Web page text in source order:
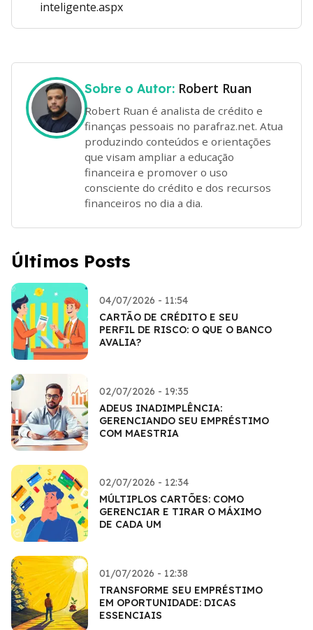
inteligente.aspx
Sobre o Autor: Robert Ruan
Robert Ruan é analista de crédito e
finanças pessoais no parafraz.net. Atua
produzindo conteúdos e orientações
que visam ampliar a educação
financeira e promover o uso
consciente do crédito e dos recursos
financeiros no dia a dia.
Últimos Posts
04/07/2026 - 11:54
CARTÃO DE CRÉDITO E SEU
PERFIL DE RISCO: O QUE O BANCO
AVALIA?
02/07/2026 - 19:35
ADEUS INADIMPLÊNCIA:
GERENCIANDO SEU EMPRÉSTIMO
COM MAESTRIA
02/07/2026 - 12:34
MÚLTIPLOS CARTÕES: COMO
GERENCIAR E TIRAR O MÁXIMO
DE CADA UM
01/07/2026 - 12:38
TRANSFORME SEU EMPRÉSTIMO
EM OPORTUNIDADE: DICAS
ESSENCIAIS